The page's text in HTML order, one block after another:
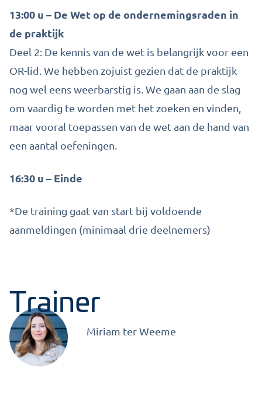
13:00 u – De Wet op de ondernemingsraden in
de praktijk
Deel 2: De kennis van de wet is belangrijk voor een
OR-lid. We hebben zojuist gezien dat de praktijk
nog wel eens weerbarstig is. We gaan aan de slag
om vaardig te worden met het zoeken en vinden,
maar vooral toepassen van de wet aan de hand van
een aantal oefeningen.
16:30 u – Einde
*De training gaat van start bij voldoende
aanmeldingen (minimaal drie deelnemers)
Trainer
Miriam ter Weeme